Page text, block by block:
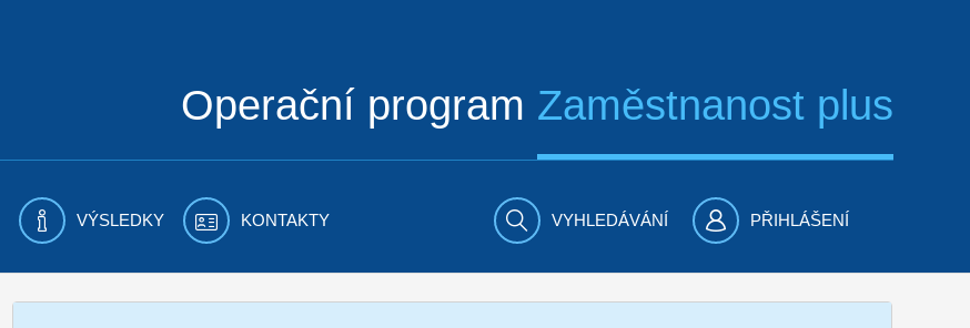
Operační program Zaměstnanost plus
VÝSLEDKY KONTAKTY VYHLEDÁVÁNÍ PŘIHLÁŠENÍ